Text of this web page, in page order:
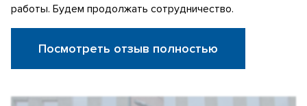
работы. Будем продолжать сотрудничество.
Посмотреть отзыв полностью